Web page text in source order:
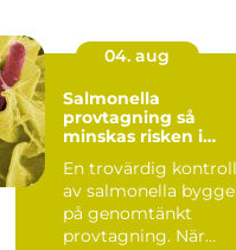
04. aug
Salmonella
provtagning så
minskas risken i
En trovärdig kontroll
av salmonella
på genomtänkt
provtagning. När